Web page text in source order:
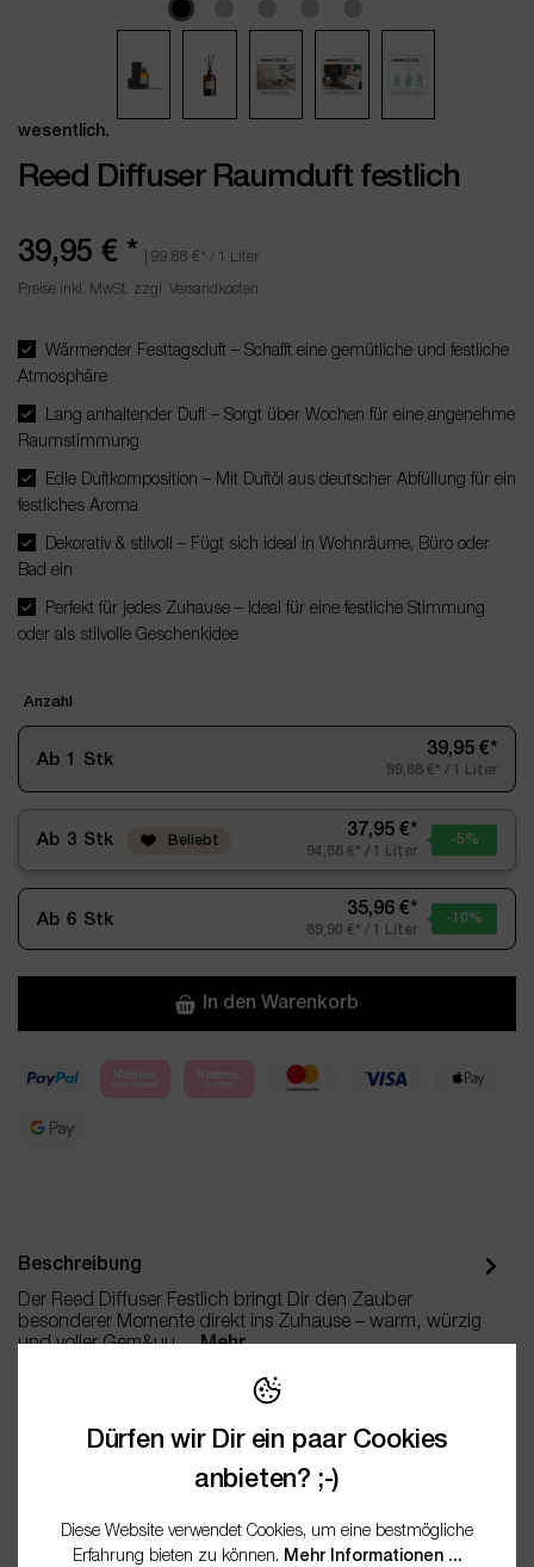
wesentlich.
Reed Diffuser Raumduft festlich
39,95 € * 99,88 € * / 1 Liter
Preise inkl. MwSt. zzgl. Versandkosten
Wärmender Festtagsduft – Schafft eine gemütliche und festliche
Atmosphäre
Lang anhaltender Duft – Sorgt über Wochen für eine angenehme
Raumstimmung
Edle Duftkomposition – Mit Duftöl aus deutscher Abfüllung für ein
festliches Aroma
Dekorativ & stilvoll – Fügt sich ideal in Wohnräume, Büro oder
Bad ein
Perfekt für jedes Zuhause – Ideal für eine festliche Stimmung
oder als stilvolle Geschenkidee
Anzahl
Ab 1 Stk
39,95 €*
99,88 €* / 1 Liter
Ab 3 Stk Beliebt
37,95 €*
94,88 €* / 1 Liter
-5%
Ab 6 Stk
35,96 €*
89,90 €* / 1 Liter
-10%
In den Warenkorb
Beschreibung
Der Reed Diffuser Festlich bringt Dir den Zauber
besonderer Momente direkt ins Zuhause – warm, würzig
und voller Gem&uu…Mehr
Dokumentation
Dürfen wir Dir ein paar Cookies
anbieten? ;-)
Diese Website verwendet Cookies, um eine bestmögliche
Erfahrung bieten zu können. Mehr Informationen ...